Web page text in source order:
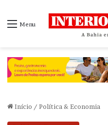
Menu
Início / Política & Economia